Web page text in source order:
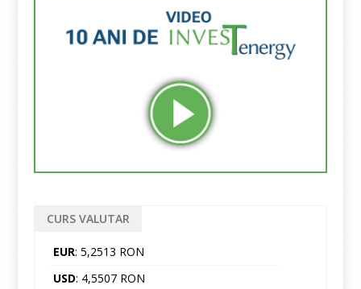
CURS VALUTAR
EUR: 5,2513 RON
USD: 4,5507 RON